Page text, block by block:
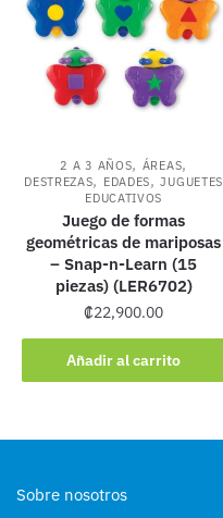
2 A 3 AÑOS, ÁREAS,
DESTREZAS, EDADES,JUGUETES
EDUCATIVOS
Juego de formas
geométricas de mariposas
– Snap-n-Learn (15
piezas) (LER6702)
₡22,900.00
Añadir al carrito
Sobre nosotros